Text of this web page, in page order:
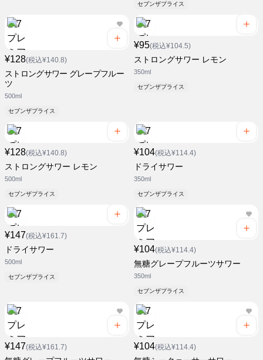
セブンザプライス
¥128(税込¥140.8)
ストロングサワー グレープフルー
ツ
500ml
セブンザプライス
¥95(税込¥104.5)
ストロングサワー レモン
350ml
セブンザプライス
¥128(税込¥140.8)
ストロングサワー レモン
500ml
セブンザプライス
¥104(税込¥114.4)
ドライサワー
350ml
セブンザプライス
¥147(税込¥161.7)
ドライサワー
500ml
セブンザプライス
¥104(税込¥114.4)
無糖グレープフルーツサワー
350ml
セブンザプライス
¥147(税込¥161.7) ¥104(税込¥114.4)